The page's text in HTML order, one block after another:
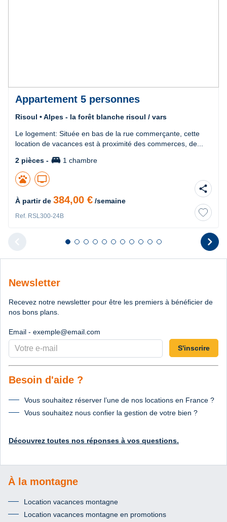
Diapositive
Appartement 5 personnes
Risoul • Alpes - la forêt blanche risoul / vars
Le logement: Située en bas de la rue commerçante, cette
location de vacances est à proximité des commerces, de...
2 pièces - king_bed 1 chambre
pets tv
À partir de 384,00 € /semaine
Ref. RSL300-24B
share
chevron_right
Diapositive 1 sur 11
Diapositive 2 sur 11
Diapositive 3 sur 11
Diapositive 4 sur 11
Diapositive 5 sur 11
Diapositive 6 sur 11
Diapositive 7 sur 11
Diapositive 8 sur 11
Diapositive 9 sur 11
Diapositive 10 sur 11
Diapositive 11 sur 11
Newsletter
Recevez notre newsletter pour être les premiers à bénéficier de
nos bons plans.
Email - exemple@email.com
S'inscrire
Besoin d'aide ?
Vous souhaitez réserver l’une de nos locations en France ?
Vous souhaitez nous confier la gestion de votre bien ?
Découvrez toutes nos réponses à vos questions.
À la montagne
Location vacances montagne
Location vacances montagne en promotions